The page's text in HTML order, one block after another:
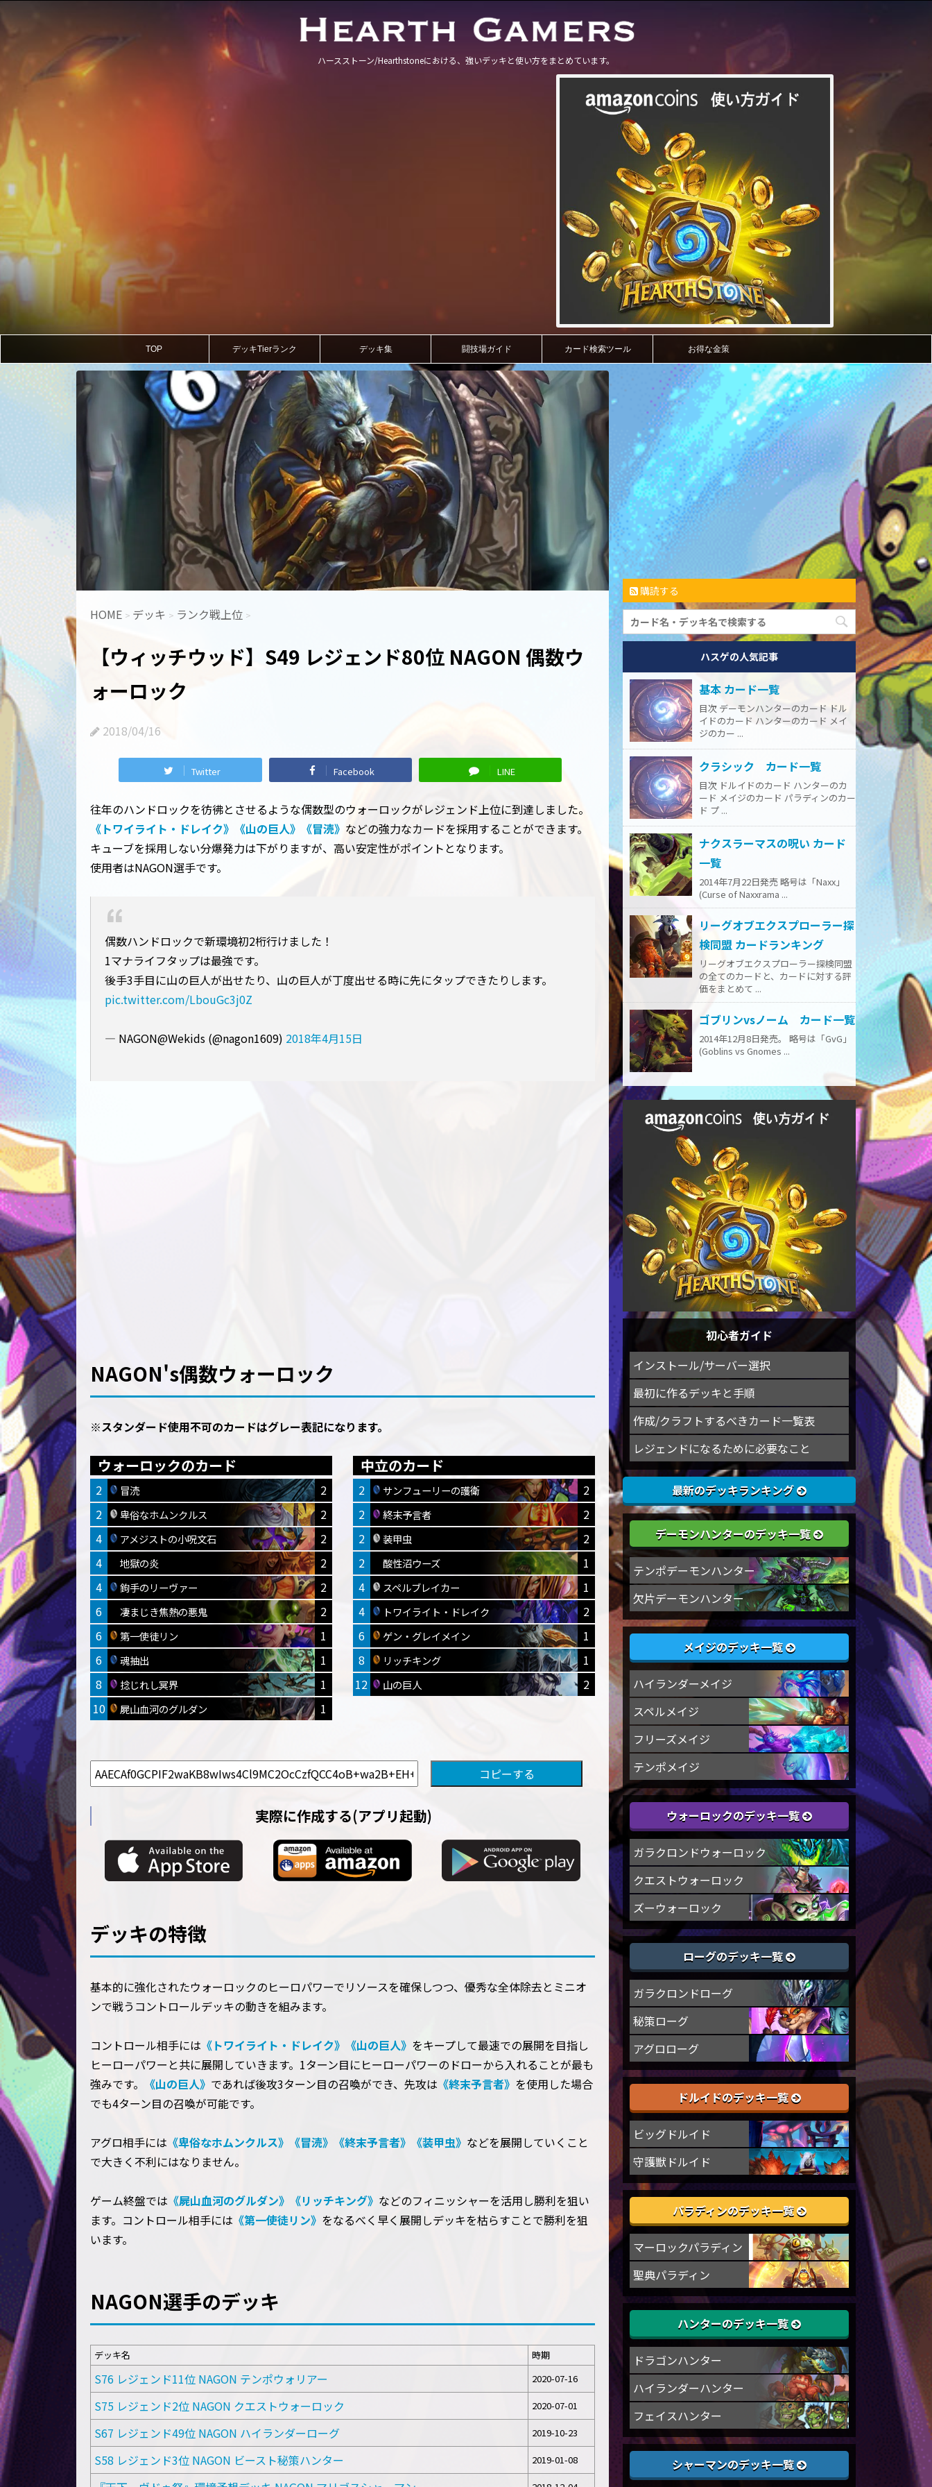
ハースストーン/Hearthstoneにおける、強いデッキと使い方をまとめています。
TOP デッキTierランク デッキ集 闘技場ガイド カード検索ツール お得な金策
HOME > デッキ > ランク戦上位 >
【ウィッチウッド】S49 レジェンド80位 NAGON 偶数ウ
ォーロック
2018/04/16
Twitter Facebook LINE
往年のハンドロックを彷彿とさせるような偶数型のウォーロックがレジェンド上位に到達しました。
《トワイライト・ドレイク》
《山の巨人》 《冒涜》 などの強力なカードを採用することができます。
キューブを採用しない分爆発力は下がりますが、高い安定性がポイントとなります。
使用者はNAGON選手です。
偶数ハンドロックで新環境初2桁行けました！
1マナライフタップは最強です。
後手3手目に山の巨人が出せたり、山の巨人が丁度出せる時に先にタップできたりします。
pic.twitter.com/LbouGc3j0Z
— NAGON@Wekids (@nagon1609) 2018年4月15日
NAGON's偶数ウォーロック
※スタンダード使用不可のカードはグレー表記になります。
ウォーロックのカード
2 冒涜
2
2
卑俗なホムンクルス
2
4
アメジストの小呪文石
2
4
地獄の炎
2
4
鉤手のリーヴァー
2
6
凄まじき焦熱の悪鬼
2
6
第一使徒リン
1
6
魂抽出
1
8
捻じれし冥界
1
10
屍山血河のグルダン 1
中立のカード
2 サンフューリーの護衛
2
2
終末予言者
2
2
装甲虫
2
2
酸性沼ウーズ
1
4
スペルブレイカー
1
4
トワイライト・ドレイク
2
6
ゲン・グレイメイン
1
8
リッチキング
1
12
山の巨人 2
実際に作成する(アプリ起動)
デッキの特徴
基本的に強化されたウォーロックのヒーロパワーでリソースを確保しつつ、優秀な全体除去とミニオ
ンで戦うコントロールデッキの動きを組みます。
コントロール相手には 《トワイライト・ドレイク》 《山の巨人》 をキープして最速での展開を目指し
ヒーローパワーと共に展開していきます。1ターン目にヒーローパワーのドローから入れることが最も
強みです。
《山の巨人》 であれば後攻3ターン目の召喚ができ、先攻は 《終末予言者》 を使用した場合
でも4ターン目の召喚が可能です。
アグロ相手には 《卑俗なホムンクルス》 《冒涜》 《終末予言者》 《装甲虫》 などを展開していくこと
で大きく不利にはなりません。
ゲーム終盤では 《屍山血河のグルダン》 《リッチキング》 などのフィニッシャーを活用し勝利を狙い
ます。コントロール相手には 《第一使徒リン》 をなるべく早く展開しデッキを枯らすことで勝利を狙
います。
NAGON選手のデッキ
デッキ名 時期
S76 レジェンド11位 NAGON テンポウォリアー 2020-07-16
S75 レジェンド2位 NAGON クエストウォーロック 2020-07-01
S67 レジェンド49位 NAGON ハイランダーローグ 2019-10-23
S58 レジェンド3位 NAGON ビースト秘策ハンター 2019-01-08
購読する
ハスゲの人気記事
基本 カード一覧
目次 デーモンハンターのカード ドル
イドのカード ハンターのカード メイ
ジのカー ...
クラシック カード一覧
目次 ドルイドのカード ハンターのカ
ード メイジのカード パラディンのカー
ド プ ...
ナクスラーマスの呪い カード
一覧
2014年7月22日発売 略号は「Naxx」
(Curse of Naxxrama ...
リーグオブエクスプローラー探
検同盟 カードランキング
リーグオブエクスプローラー探検同盟
の全てのカードと、カードに対する評
価をまとめて ...
ゴブリンvsノーム カード一覧
2014年12月8日発売。 略号は「GvG」
(Goblins vs Gnomes ...
初心者ガイド
インストール/サーバー選択
最初に作るデッキと手順
作成/クラフトするべきカード一覧表
レジェンドになるために必要なこと
最新のデッキランキング
デーモンハンターのデッキ一覧
テンポデーモンハンター
欠片デーモンハンター
メイジのデッキ一覧
ハイランダーメイジ
スペルメイジ
フリーズメイジ
テンポメイジ
ウォーロックのデッキ一覧
ガラクロンドウォーロック
クエストウォーロック
ズーウォーロック
ローグのデッキ一覧
ガラクロンドローグ
秘策ローグ
アグロローグ
ドルイドのデッキ一覧
ビッグドルイド
守護獣ドルイド
パラディンのデッキ一覧
マーロックパラディン
聖典パラディン
ハンターのデッキ一覧
ドラゴンハンター
ハイランダーハンター
フェイスハンター
シャーマンのデッキ一覧